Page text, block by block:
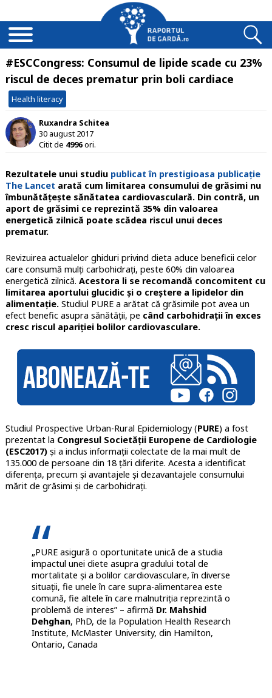
#ESCCongress: Consumul de lipide scade cu 23%
riscul de deces prematur prin boli cardiace
Health literacy
Ruxandra Schitea
30 august 2017
Citit de 4996ori.
Rezultatele unui studiu publicat în prestigioasa publicație
The Lancet arată cum limitarea consumului de grăsimi nu
îmbunătățește sănătatea cardiovasculară. Din contră, un
aport de grăsimi ce reprezintă 35% din valoarea
energetică zilnică poate scădea riscul unui deces
prematur.
Revizuirea actualelor ghiduri privind dieta aduce beneficii celor
care consumă mulți carbohidrați, peste 60% din valoarea
energetică zilnică. Acestora li se recomandă concomitent cu
limitarea aportului glucidic și o creștere a lipidelor din
alimentație.Studiul PURE a arătat că grăsimile pot avea un
efect benefic asupra sănătății, pe când carbohidrații în exces
cresc riscul apariției bolilor cardiovasculare.
Studiul Prospective Urban-Rural Epidemiology (PURE) a fost
prezentat la Congresul Societății Europene de Cardiologie
(ESC2017) și a inclus informații colectate de la mai mult de
135.000 de persoane din 18 țări diferite. Acesta a identificat
diferența, precum și avantajele și dezavantajele consumului
mărit de grăsimi și de carbohidrați.
„PURE asigură o oportunitate unică de a studia
impactul unei diete asupra gradului total de
mortalitate și a bolilor cardiovasculare, în diverse
situații, fie unele în care supra-alimentarea este
comună, fie altele în care malnutriția reprezintă o
problemă de interes” – afirmă Dr. Mahshid
Dehghan, PhD, de la Population Health Research
Institute, McMaster University, din Hamilton,
Ontario, Canada